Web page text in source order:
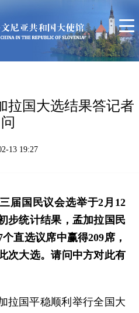
信息
尼亚概况
系我们
拉国大选结果答记者
问
13 19:27
届国民议会选举于2月12
步统计结果，孟加拉国民
直选议席中赢得209席，
次大选。请问中方对此有
拉国平稳顺利举行全国大